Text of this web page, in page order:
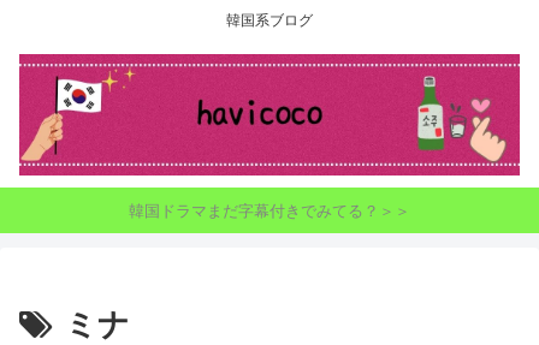
韓国系ブログ
韓国ドラマまだ字幕付きでみてる？＞＞
ミナ